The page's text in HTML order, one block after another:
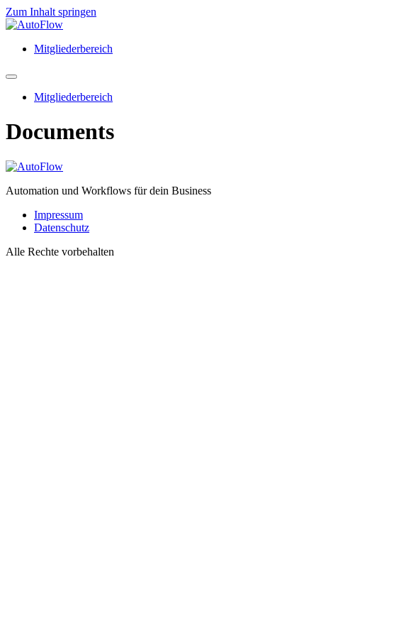
Zum Inhalt springen
Mitgliederbereich
Mitgliederbereich
Documents
Automation und Workflows für dein Business
Impressum
Datenschutz
Alle Rechte vorbehalten